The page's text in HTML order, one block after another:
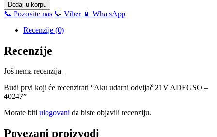
Dodaj u korpu
📞 Pozovite nas 💬 Viber 📱 WhatsApp
Recenzije (0)
Recenzije
Još nema recenzija.
Budi prvi koji će recenzirati “Aku udarni odvijač 21V ADEGSO –
40247”
Morate biti ulogovani da biste objavili recenziju.
Povezani proizvodi